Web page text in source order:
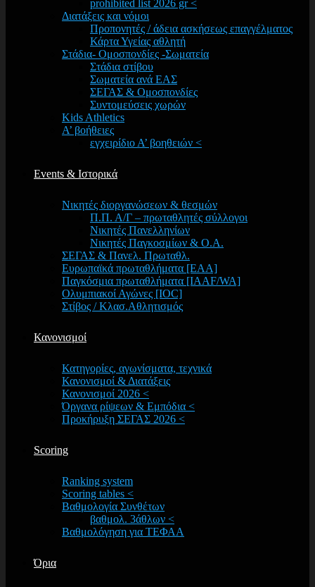
prohibited list 2026 gr <
Διατάξεις και νόμοι
Προπονητές / άδεια ασκήσεως επαγγέλματος
Κάρτα Υγείας αθλητή
Στάδια- Ομοσπονδίες -Σωματεία
Στάδια στίβου
Σωματεία ανά ΕΑΣ
ΣΕΓΑΣ & Ομοσπονδίες
Συντομεύσεις χωρών
Kids Athletics
Α’ βοήθειες
εγχειρίδιο Α’ βοηθειών <
Events & Ιστορικά
Νικητές διοργανώσεων & θεσμών
Π.Π. Α/Γ – πρωταθλητές σύλλογοι
Νικητές Πανελληνίων
Νικητές Παγκοσμίων & Ο.Α.
ΣΕΓΑΣ & Πανελ. Πρωταθλ.
Ευρωπαϊκά πρωταθλήματα [EAA]
Παγκόσμια πρωταθλήματα [IAAF/WA]
Ολυμπιακοί Αγώνες [IOC]
Στίβος / Κλασ.Αθλητισμός
Κανονισμοί
Κατηγορίες, αγωνίσματα, τεχνικά
Κανονισμοί & Διατάξεις
Κανονισμοί 2026 <
Όργανα ρίψεων & Εμπόδια <
Προκήρυξη ΣΕΓΑΣ 2026 <
Scoring
Ranking system
Scoring tables <
Βαθμολογία Συνθέτων
βαθμολ. 3άθλων <
Βαθμολόγηση για ΤΕΦΑΑ
Όρια